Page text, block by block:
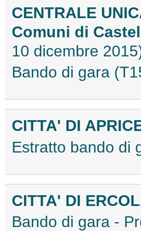
CENTRALE
Comuni di
10 dicembre
Bando di gara
CITTA' DI
Estratto bando di
CITTA' DI
Bando di gara -